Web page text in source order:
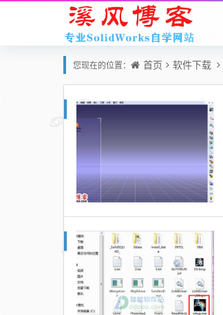
您现在的位置： 首页 软件下载